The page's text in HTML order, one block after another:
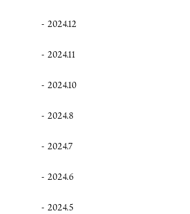
2024.12
2024.11
2024.10
2024.8
2024.7
2024.6
2024.5